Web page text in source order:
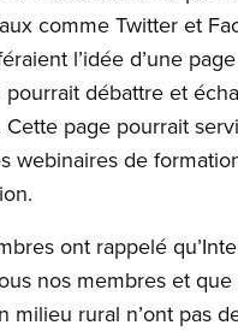
comme Twitter et
l’idée d’une
débattre et
Cette page pourrait
webinaires de
ont rappelé
nos membres et
milieu rural n’ont pas